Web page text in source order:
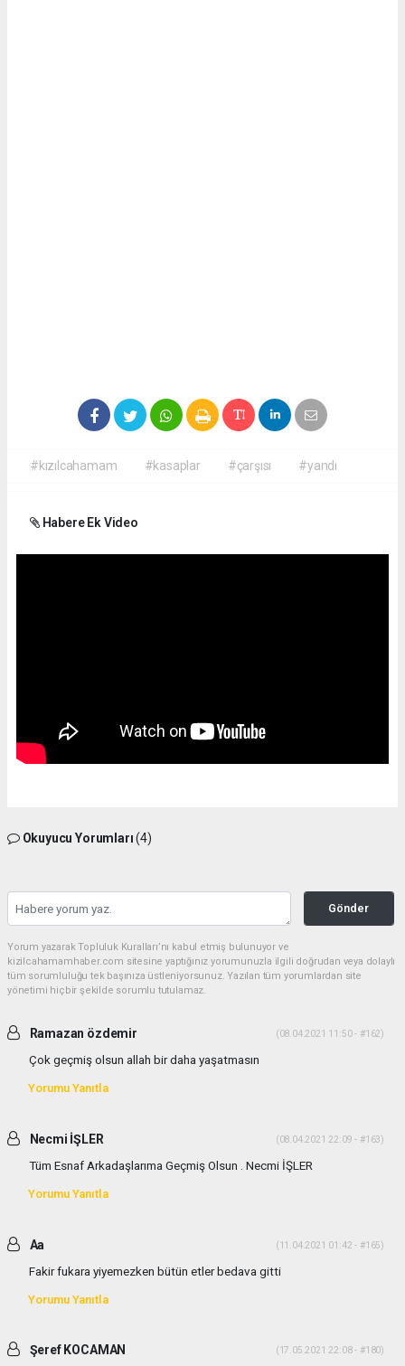
#kızılcahamam #kasaplar #çarşısı #yandı
Habere Ek Video
Okuyucu Yorumları(4)
Gönder
Yorum yazarak Topluluk Kuralları’nı kabul etmiş bulunuyor ve
kizilcahamamhaber.com sitesine yaptığınız yorumunuzla ilgili doğrudan veya dolaylı
tüm sorumluluğu tek başınıza üstleniyorsunuz. Yazılan tüm yorumlardan site
yönetimi hiçbir şekilde sorumlu tutulamaz.
Ramazan özdemir (08.04.2021 11:50 - #162)
Çok geçmiş olsun allah bir daha yaşatmasın
Yorumu Yanıtla
Necmi İŞLER (08.04.2021 22:09 - #163)
Tüm Esnaf Arkadaşlarıma Geçmiş Olsun . Necmi İŞLER
Yorumu Yanıtla
Aa (11.04.2021 01:42 - #165)
Fakir fukara yiyemezken bütün etler bedava gitti
Yorumu Yanıtla
Şeref KOCAMAN (17.05.2021 22:08 - #180)